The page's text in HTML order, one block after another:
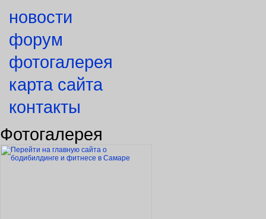
форум
фотогалерея
карта сайта
контакты
Фотогалерея